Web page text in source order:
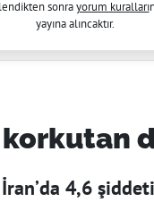
sonrayorum kuralları
yayına alıncaktır.
4,6